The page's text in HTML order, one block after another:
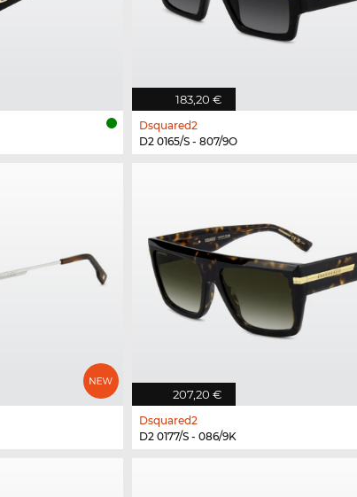
183,20 €
Dsquared2
D2 0165/S - 807/9O
207,20 €
Dsquared2
D2 0177/S - 086/9K